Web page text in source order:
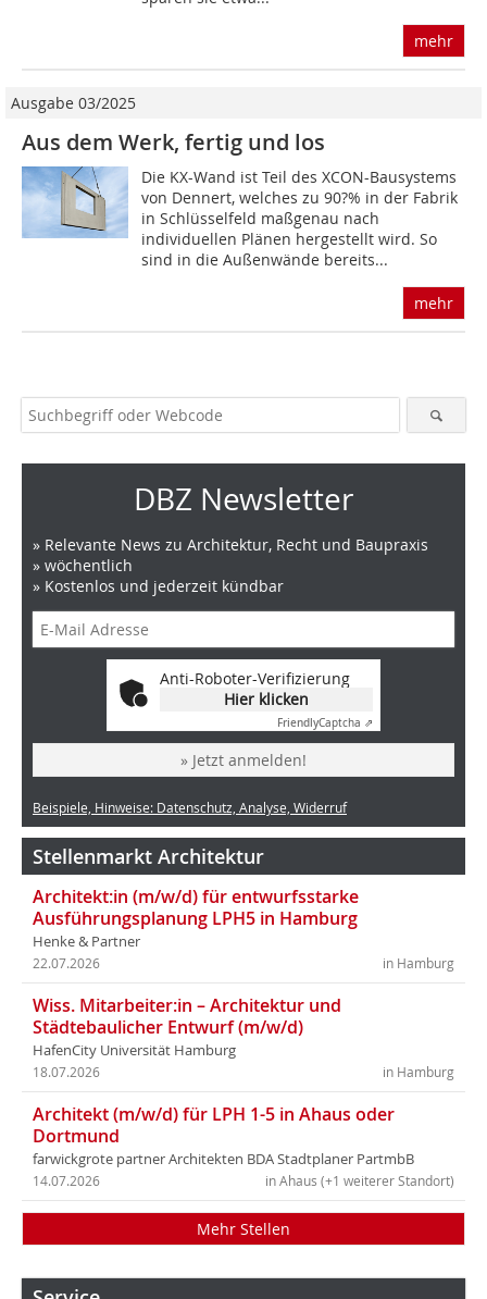
mehr
Ausgabe 03/2025
Aus dem Werk, fertig und los
Die KX-Wand ist Teil des XCON-Bausystems
von Dennert, welches zu 90?% in der Fabrik
in Schlüsselfeld maßgenau nach
individuellen Plänen hergestellt wird. So
sind in die Außenwände bereits...
mehr
DBZ Newsletter
» Relevante News zu Architektur, Recht und Baupraxis
» wöchentlich
» Kostenlos und jederzeit kündbar
Anti-Roboter-Verifizierung
Hier klicken
FriendlyCaptcha ⇗
» Jetzt anmelden!
Beispiele, Hinweise: Datenschutz, Analyse, Widerruf
Stellenmarkt Architektur
Architekt:in (m/w/d) für entwurfsstarke
Ausführungsplanung LPH5 in Hamburg
Henke & Partner
in Hamburg
22.07.2026
Wiss. Mitarbeiter:in – Architektur und
Städtebaulicher Entwurf (m/w/d)
HafenCity Universität Hamburg
in Hamburg
18.07.2026
Architekt (m/w/d) für LPH 1-5 in Ahaus oder
Dortmund
farwickgrote partner Architekten BDA Stadtplaner PartmbB
in Ahaus (+1 weiterer Standort)
14.07.2026
Mehr Stellen